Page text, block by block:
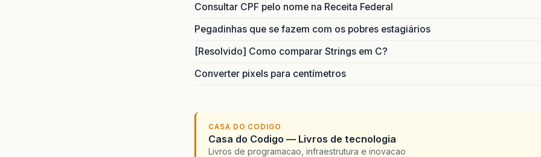
Consultar CPF pelo nome na Receita Federal
Pegadinhas que se fazem com os pobres estagiários
[Resolvido] Como comparar Strings em C?
Converter pixels para centímetros
CASA DO CODIGO
Casa do Codigo — Livros de tecnologia
Livros de programacao, infraestrutura e inovacao